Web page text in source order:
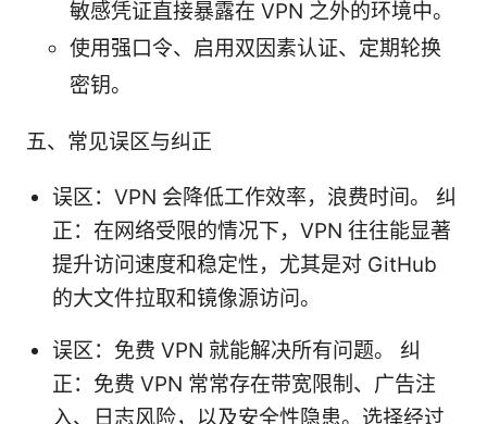
敏感凭证直接暴露在 VPN 之外的环境中。
使用强口令、启用双因素认证、定期轮换
密钥。
五、常见误区与纠正
误区：VPN 会降低工作效率，浪费时间。 纠
正：在网络受限的情况下，VPN 往往能显著
提升访问速度和稳定性，尤其是对 GitHub
的大文件拉取和镜像源访问。
误区：免费 VPN 就能解决所有问题。 纠
正：免费 VPN 常常存在带宽限制、广告注
入、日志风险，以及安全性隐患。选择经过